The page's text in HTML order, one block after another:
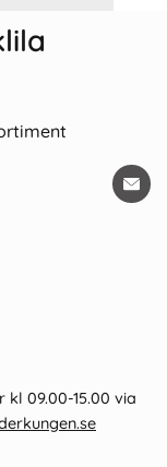
09.00-15.00 via